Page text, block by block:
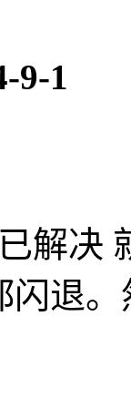
9-1
解决
闪退